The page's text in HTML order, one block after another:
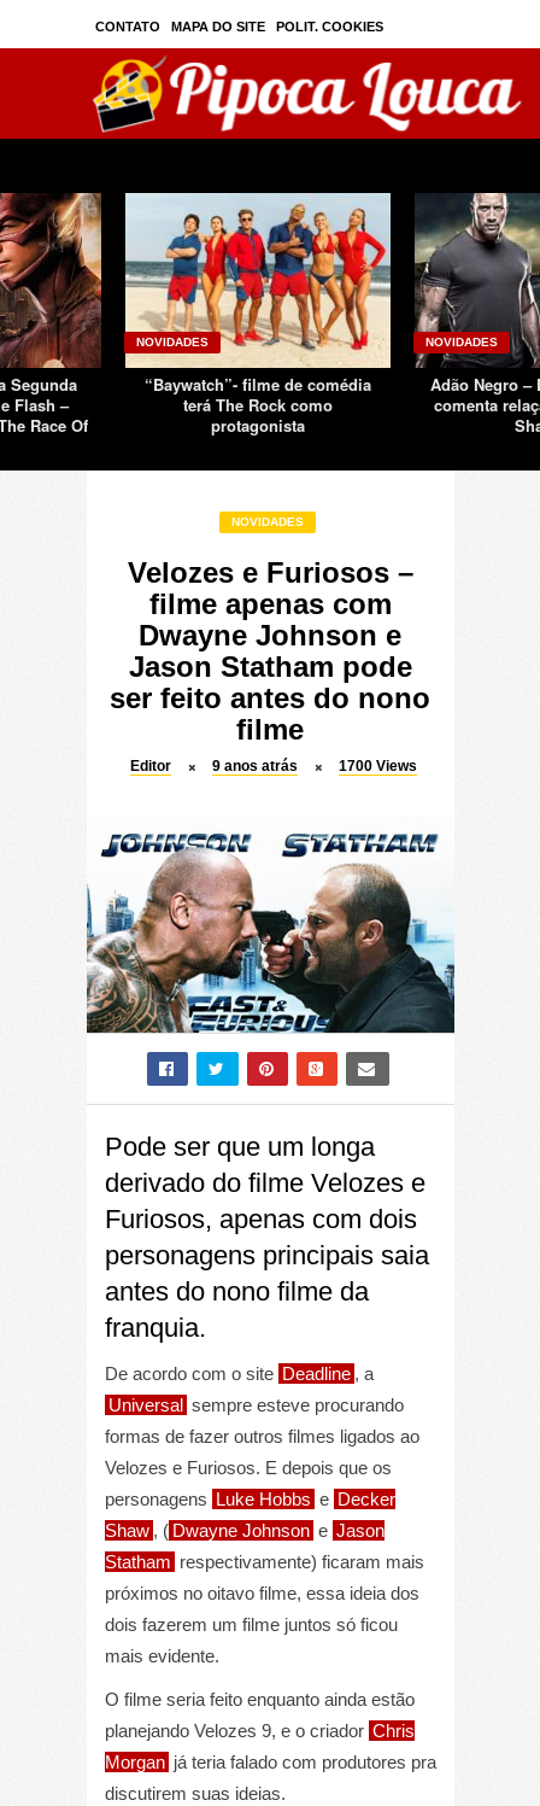
CONTATO MAPA DO SITE POLIT. COOKIES
PRIVAC./SEGURANÇA
Segunda
Flash –
Race Of
NOVIDADES
“Baywatch”- filme de comédia
terá The Rock como
protagonista
NOVIDADES
Adão Negro –
comenta
NOVIDADES
Velozes e Furiosos –
filme apenas com
Dwayne Johnson e
Jason Statham pode
ser feito antes do nono
filme
Editor 9 anos atrás 1700 Views
Pode ser que um longa
derivado do filme Velozes e
Furiosos, apenas com dois
personagens principais saia
antes do nono filme da
franquia.
De acordo com o site Deadline , a
Universal sempre esteve procurando
formas de fazer outros filmes ligados ao
Velozes e Furiosos. E depois que os
personagens Luke Hobbs e Decker
Shaw , ( Dwayne Johnson e Jason
Statham respectivamente) ficaram mais
próximos no oitavo filme, essa ideia dos
dois fazerem um filme juntos só ficou
mais evidente.
O filme seria feito enquanto ainda estão
planejando Velozes 9, e o criador Chris
Morgan já teria falado com produtores pra
discutirem suas ideias.